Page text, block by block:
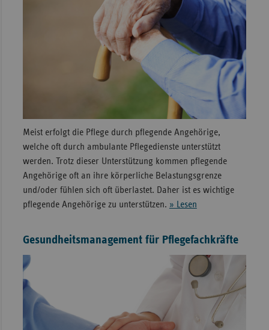
Meist erfolgt die Pflege durch pflegende Angehörige,
welche oft durch ambulante Pflegedienste unterstützt
werden. Trotz dieser Unterstützung kommen pflegende
Angehörige oft an ihre körperliche Belastungsgrenze
und/oder fühlen sich oft überlastet. Daher ist es wichtige
pflegende Angehörige zu unterstützen. » Lesen
Gesundheitsmanagement für Pflegefachkräfte